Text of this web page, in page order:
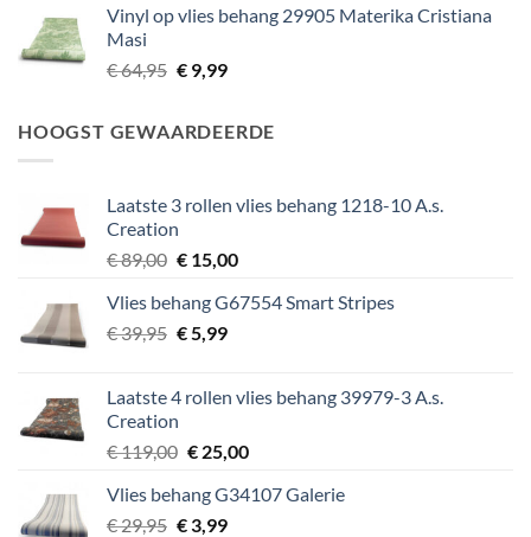
was:
is:
Vinyl op vlies behang 29905 Materika Cristiana
Masi
€64,95 Oorspronkelijke
€ 64,95.
€9,99Huidige
€ 9,99.
HOOGST GEWAARDEERDE
Laatste 3 rollen vlies behang 1218-10 A.s.
Creation
€89,00 Oorspronkelijke
was:
€ 89,00.
€15,00Huidige
is:
Vlies behang G67554 Smart Stripes
€39,95 Oorspronkelijke
€ 39,95.
€5,99Huidige
€ 5,99.
Laatste 4 rollen vlies behang 39979-3 A.s.
Creation
€119,00 Oorspronkelijke
was:
€ 119,00.
€25,00Huidige
is:
Vlies behang G34107 Galerie
€29,95 Oorspronkelijke
€3,99Huidige